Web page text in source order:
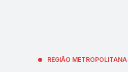
REGIÃO